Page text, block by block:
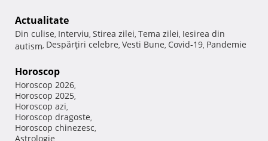
Actualitate
Din culise, Interviu, Stirea zilei, Tema zilei, Iesirea din
autism, Despărţiri celebre, Vesti Bune, Covid-19, Pandemie
Horoscop
Horoscop 2026,
Horoscop 2025,
Horoscop azi,
Horoscop dragoste,
Horoscop chinezesc,
Astrologie